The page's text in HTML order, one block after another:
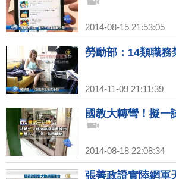
2014-08-15 21:53:05
勞動部：14類職務
2014-11-09 21:11:39
國教大轉彎！擬一
2014-08-18 22:08:34
張善政證實陸網軍